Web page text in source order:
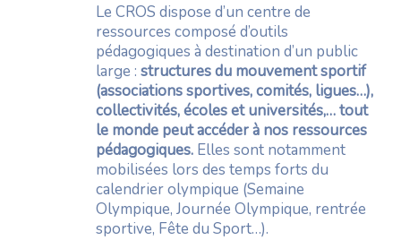
Le CROS dispose d’un centre de
ressources composé d’outils
pédagogiques à destination d’un public
large : structures du mouvement sportif
(associations sportives, comités, ligues…),
collectivités, écoles et universités,… tout
le monde peut accéder à nos ressources
pédagogiques.Elles sont notamment
mobilisées lors des temps forts du
calendrier olympique (Semaine
Olympique, Journée Olympique, rentrée
sportive, Fête du Sport…).